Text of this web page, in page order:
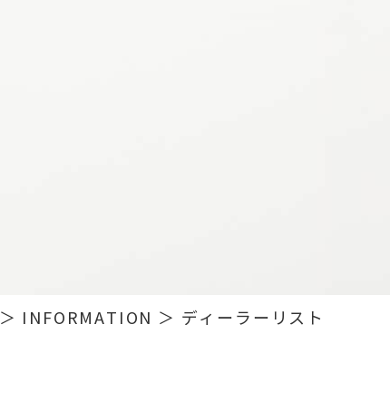
＞ INFORMATION ＞ ディーラーリスト